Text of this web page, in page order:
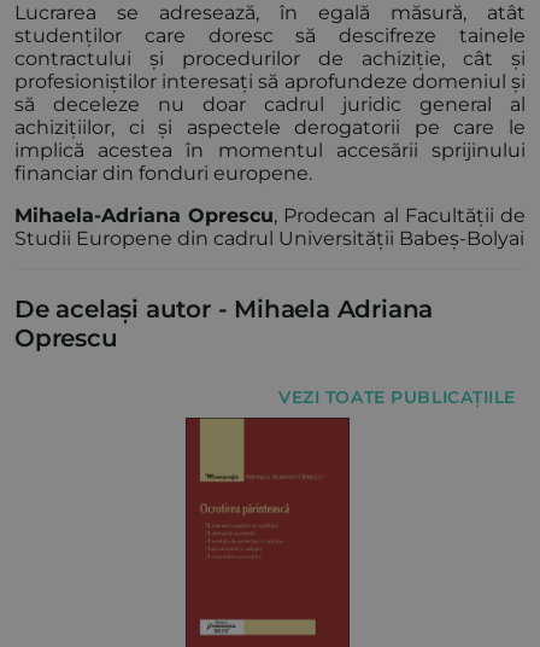
Lucrarea se adresează, în egală măsură, atât
studenților care doresc să descifreze tainele
contractului și procedurilor de achiziție, cât și
profesioniștilor interesați să aprofundeze domeniul și
să deceleze nu doar cadrul juridic general al
achizițiilor, ci și aspectele derogatorii pe care le
implică acestea în momentul accesării sprijinului
financiar din fonduri europene.
Mihaela-Adriana Oprescu, Prodecan al Facultății de
Studii Europene din cadrul Universității Babeș-Bolyai
De același autor - Mihaela Adriana
Oprescu
VEZI TOATE PUBLICAȚIILE